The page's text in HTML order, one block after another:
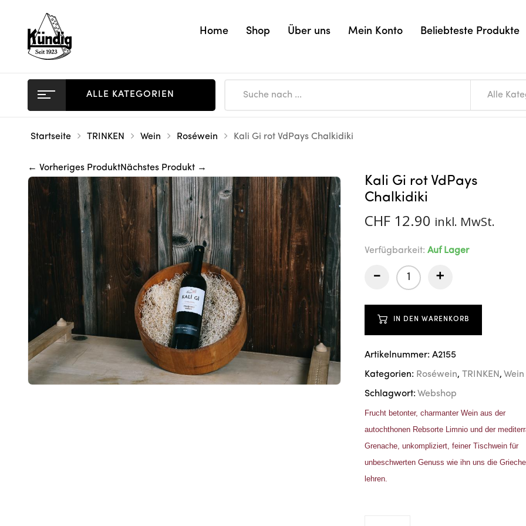
Home Shop Über uns Mein Konto Beliebteste Produkte
ALLE KATEGORIEN Alle
Startseite TRINKEN Wein Roséwein Kali Gi rot VdPays Chalkidiki
← Vorheriges ProduktNächstes Produkt →
Kali Gi rot VdPays
Chalkidiki
CHF 12.90 inkl. MwSt.
Verfügbarkeit: Auf Lager
- +
IN DEN WARENKORB
Artikelnummer: A2155
Kategorien: Roséwein, TRINKEN , Wein
Schlagwort: Webshop
Frucht betonter, charmanter Wein aus der
autochthonen Rebsorte Limnio und der
Grenache, unkompliziert, feiner Tischwein für
unbeschwerten Genuss wie ihn uns die
lehren.